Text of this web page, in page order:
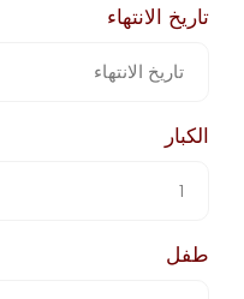
تاريخ الانتهاء
الكبار
طفل